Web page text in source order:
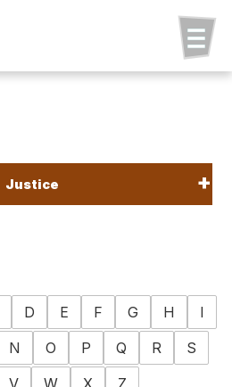
Justice
D E F G H
I
N O P Q R
S
V W X Z